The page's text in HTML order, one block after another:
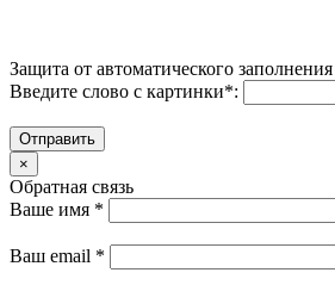
Защита от автоматического заполнения
Введите слово с картинки*:
Отправить
×
Обратная связь
Ваше имя *
Ваш email *